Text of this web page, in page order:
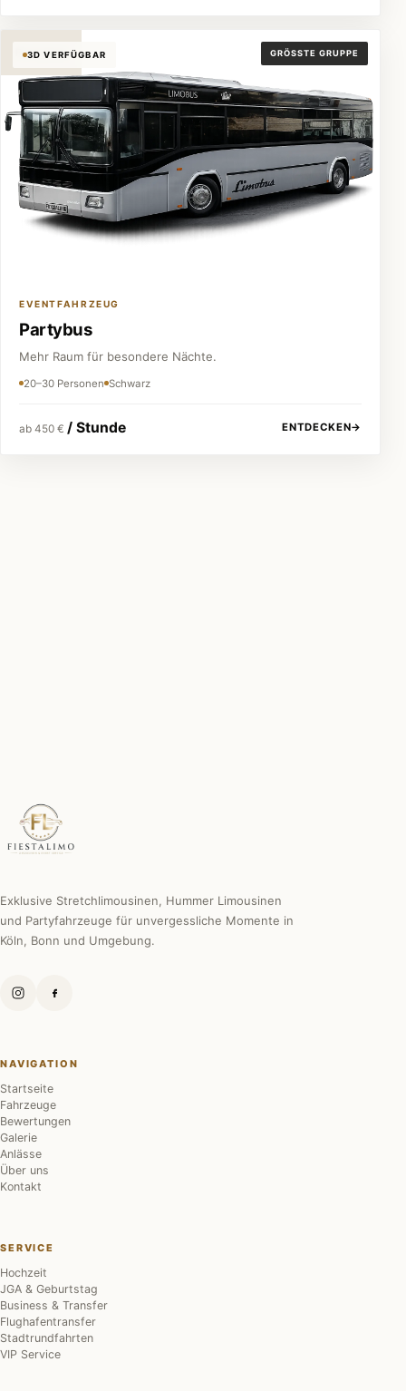
Partybus
3D VERFÜGBAR GRÖSSTE GRUPPE
EVENTFAHRZEUG
Partybus
Mehr Raum für besondere Nächte.
20–30 Personen Schwarz
ab 450 € / Stunde ENTDECKEN→
Exklusive Stretchlimousinen, Hummer Limousinen
und Partyfahrzeuge für unvergessliche Momente in
Köln, Bonn und Umgebung.
NAVIGATION
Startseite
Fahrzeuge
Bewertungen
Galerie
Anlässe
Über uns
Kontakt
SERVICE
Hochzeit
JGA & Geburtstag
Business & Transfer
Flughafentransfer
Stadtrundfahrten
VIP Service